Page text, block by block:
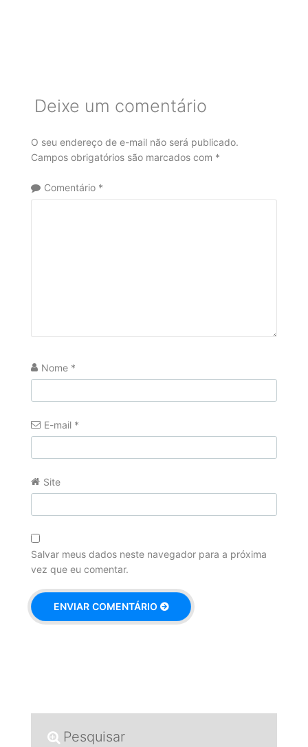
Deixe um comentário
O seu endereço de e-mail não será publicado.
Campos obrigatórios são marcados com *
Comentário *
Nome *
E-mail *
Site
Salvar meus dados neste navegador para a próxima
vez que eu comentar.
Pesquisar